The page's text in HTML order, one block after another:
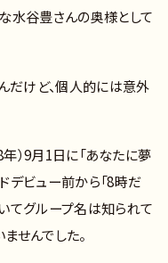
水谷豊さんの奥様として
だけど、個人的には意外
）9月1日に「あなたに夢
デビュー前から「8時だ
てグループ名は知られて
せんでした。